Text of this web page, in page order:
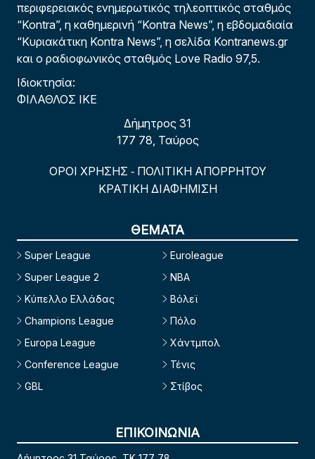
περιφερειακός ενημερωτικός τηλεοπτικός σταθμός
“Kontra”, η καθημερινή “Kontra News”, η εβδομαδιαία
“Κυριακάτικη Kontra News”, η σελίδα Kontranews.gr
και ο ραδιοφωνικός σταθμός Love Radio 97,5.
Ιδιοκτησία:
ΦΙΛΑΘΛΟΣ ΙΚΕ
Δήμητρος 31
177 78, Ταύρος
ΟΡΟΙ ΧΡΗΣΗΣ - ΠΟΛΙΤΙΚΗ ΑΠΟΡΡΗΤΟΥ
ΚΡΑΤΙΚΗ ΔΙΑΦΗΜΙΣΗ
ΘΕΜΑΤΑ
Super League
Super League 2
Κύπελλο Ελλάδας
Champions League
Europa League
Conference League
GBL
Euroleague
NBA
Βόλεϊ
Πόλο
Χάντμπολ
Τένις
Στίβος
ΕΠΙΚΟΙΝΩΝΙΑ